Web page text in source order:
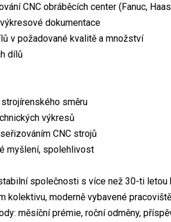
CNC obráběcích center (Fanuc,
dokumentace
v požadované kvalitě a množství
dílů
směru
výkresů
CNC strojů
myšlení, spolehlivost
společnosti s více než 30-ti letou
kolektivu, moderně vybavené pracoviště
měsíční prémie, roční odměny,